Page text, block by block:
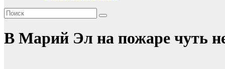
В Марий Эл на пожаре чуть